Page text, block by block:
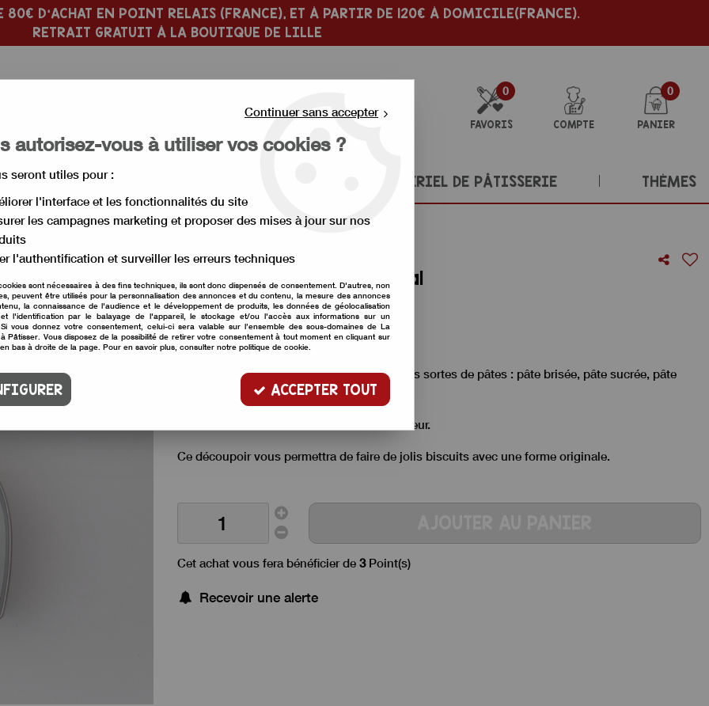
D'ACHAT EN POINT RELAIS (FRANCE), ET À PARTIR DE 120€ À DOMICILE(FRANCE).
RETRAIT GRATUIT À LA BOUTIQUE DE LILLE
0
FAVORIS COMPTE
0
PANIER
MATÉRIEL DE PÂTISSERIE THÈMES
>emporte pièce fer à cheval
emporte pièce fer à cheval
Soyez le premier à donner votre avis !
3,00 €TTC
Emporte pièce en inox pour découper toutes sortes de pâtes : pâte brisée, pâte sucrée, pâte
d'amandes et même pâte à modeler !
Il mesure 4,5 cm sur 4,7 cm, 1,5 cm de hauteur.
Ce découpoir vous permettra de faire de jolis biscuits avec une forme originale.
Cet achat vous fera bénéficier de 3Point(s)
Recevoir une alerte
Continuer sans accepter
autorisez-vous à utiliser vos cookies ?
seront utiles pour :
l'interface et les fonctionnalités du site
les campagnes marketing et proposer des mises à jour sur nos
l'authentification et surveiller les erreurs techniques
sont nécessaires à des fins techniques, ils sont donc dispensés de consentement. D'autres, non
peuvent être utilisés pour la personnalisation des annonces et du contenu, la mesure des annonces
la connaissance de l'audience et le développement de produits, les données de géolocalisation
l'identification par le balayage de l'appareil, le stockage et/ou l'accès aux informations sur un
vous donnez votre consentement, celui-ci sera valable sur l’ensemble des sous-domaines de La
Pâtisser. Vous disposez de la possibilité de retirer votre consentement à tout moment en cliquant sur
bas à droite de la page. Pour en savoir plus, consulter notre politique de cookie.
ACCEPTER TOUT